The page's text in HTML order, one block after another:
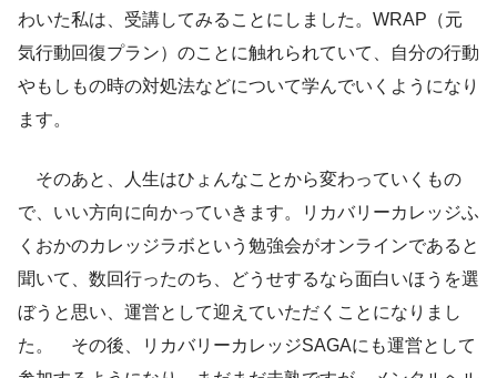
わいた私は、受講してみることにしました。WRAP（元
気行動回復プラン）のことに触れられていて、自分の行動
やもしもの時の対処法などについて学んでいくようになり
ます。
そのあと、人生はひょんなことから変わっていくもの
で、いい方向に向かっていきます。リカバリーカレッジふ
くおかのカレッジラボという勉強会がオンラインであると
聞いて、数回行ったのち、どうせするなら面白いほうを選
ぼうと思い、運営として迎えていただくことになりまし
た。 その後、リカバリーカレッジSAGAにも運営として